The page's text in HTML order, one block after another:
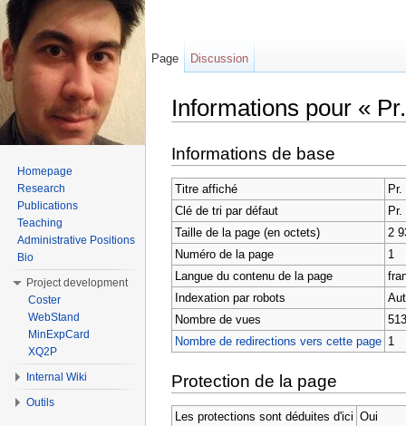
Informations pour «
Informations de base
Titre affiché
Pr.
Clé de tri par défaut
Pr.
Taille de la page (en octets)
2
Numéro de la page
1
Langue du contenu de la page
Indexation par robots
Nombre de vues
Nombre de redirections vers cette page 1
Protection de la page
Les protections sont déduites d'ici Oui
Page Discussion
Homepage
Research
Publications
Teaching
Administrative Positions
Bio
Project development
Coster
WebStand
MinExpCard
XQ2P
Internal Wiki
Outils